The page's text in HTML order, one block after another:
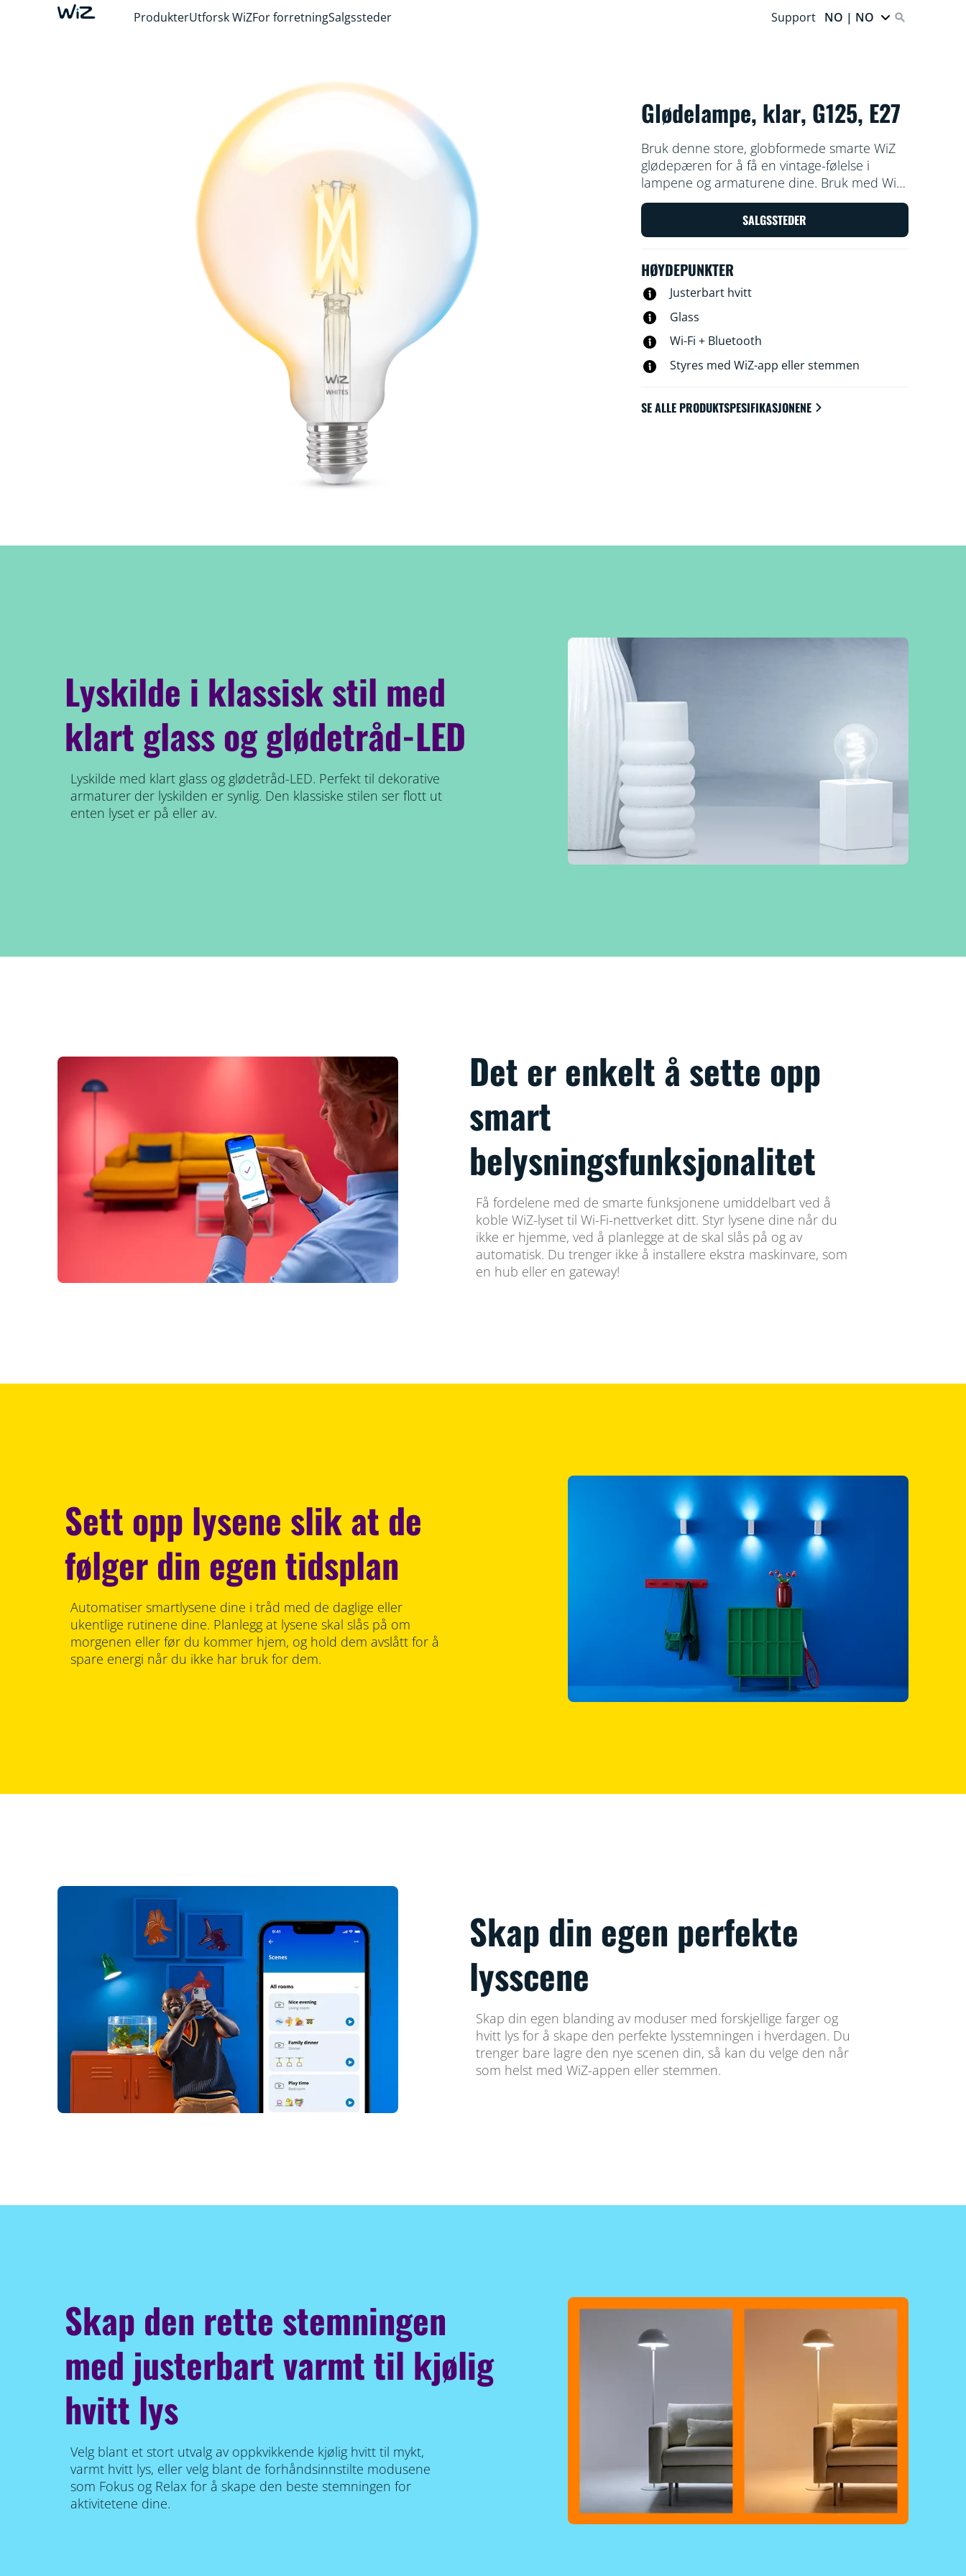
ProdukterUtforsk WiZFor forretningSalgssteder Support NO | NO
Glødelampe, klar, G125, E27
Bruk denne store, globformede smarte WiZ
glødepæren for å få en vintage-følelse i
lampene og armaturene dine. Bruk med WiZ-
appen eller stemmen din for å dempe og
lyse, eller bruk forhåndsinnstilte lysmodi på
Wi-Fi-oppsett.
SALGSSTEDER
HØYDEPUNKTER
Justerbart hvitt
Glass
Wi-Fi + Bluetooth
Styres med WiZ-app eller stemmen
SE ALLE PRODUKTSPESIFIKASJONENE
Lyskilde i klassisk stil med
klart glass og glødetråd-LED
Lyskilde med klart glass og glødetråd-LED. Perfekt til dekorative
armaturer der lyskilden er synlig. Den klassiske stilen ser flott ut
enten lyset er på eller av.
Det er enkelt å sette opp
smart
belysningsfunksjonalitet
Få fordelene med de smarte funksjonene umiddelbart ved å
koble WiZ-lyset til Wi-Fi-nettverket ditt. Styr lysene dine når du
ikke er hjemme, ved å planlegge at de skal slås på og av
automatisk. Du trenger ikke å installere ekstra maskinvare, som
en hub eller en gateway!
Sett opp lysene slik at de
følger din egen tidsplan
Automatiser smartlysene dine i tråd med de daglige eller
ukentlige rutinene dine. Planlegg at lysene skal slås på om
morgenen eller før du kommer hjem, og hold dem avslått for å
spare energi når du ikke har bruk for dem.
Skap din egen perfekte
lysscene
Skap din egen blanding av moduser med forskjellige farger og
hvitt lys for å skape den perfekte lysstemningen i hverdagen. Du
trenger bare lagre den nye scenen din, så kan du velge den når
som helst med WiZ-appen eller stemmen.
Skap den rette stemningen
med justerbart varmt til kjølig
hvitt lys
Velg blant et stort utvalg av oppkvikkende kjølig hvitt til mykt,
varmt hvitt lys, eller velg blant de forhåndsinnstilte modusene
som Fokus og Relax for å skape den beste stemningen for
aktivitetene dine.